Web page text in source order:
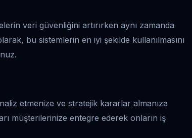
veri güvenliğini artırırken aynı zamanda
bu sistemlerin en iyi şekilde kullanılmasını
etmenize ve stratejik kararlar almanıza
müşterilerinize entegre ederek onların iş